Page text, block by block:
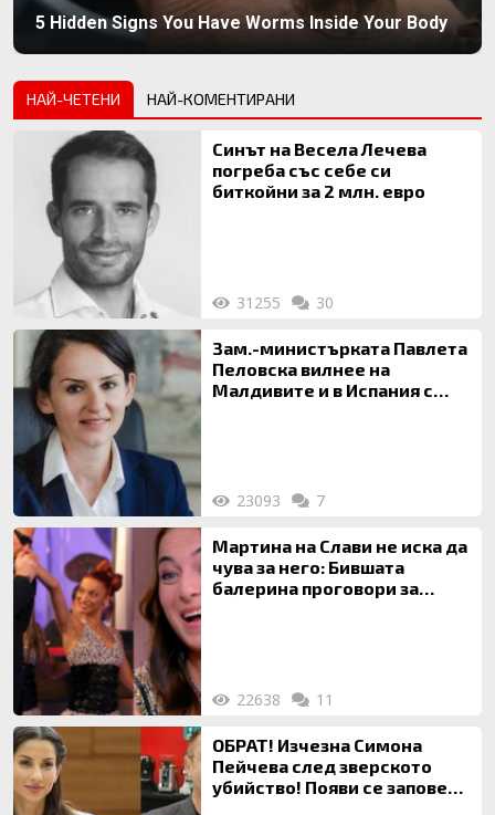
5 Hidden Signs You Have Worms Inside Your Body
НАЙ-ЧЕТЕНИ НАЙ-КОМЕНТИРАНИ
Синът на Весела Лечева
погреба със себе си
биткойни за 2 млн. евро
31255 30
Зам.-министърката Павлета
Пеловска вилнее на
Малдивите и в Испания с
23093 7
Мартина на Слави не иска да
чува за него: Бившата
балерина проговори за
22638 11
ОБРАТ! Изчезна Симона
Пейчева след зверското
убийство! Появи се заповед